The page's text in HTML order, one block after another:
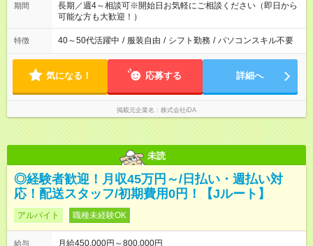
期間
長期／週4～相談可※開始日お気軽にご相談ください（即日から
可能な方も大歓迎！）
特徴 40～50代活躍中 / 服装自由 / シフト勤務 / パソコンスキル不要
気になる！ 応募する 詳細へ
掲載元企業名 株式会社iDA
未読
◎経験者歓迎！月収45万円～/日払い・週払い対
応！配送スタッフ/初期費用0円！【Jルート】
アルバイト 職種未経験OK
給与
月給450,000円～800,000円